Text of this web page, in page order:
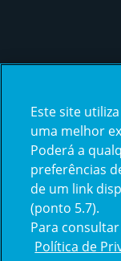
Este site
uma melhor
Poderá a
preferências
de um link
(ponto 5.7).
Para
Política de